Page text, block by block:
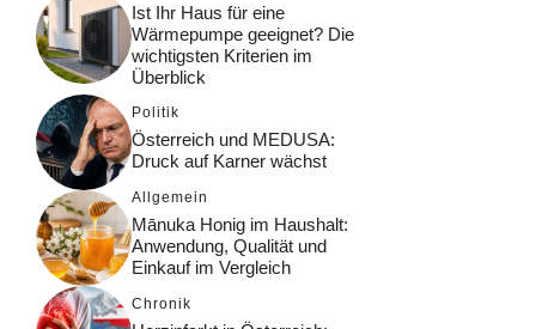
Ist Ihr Haus für eine
Wärmepumpe geeignet? Die
wichtigsten Kriterien im
Überblick
Politik
Österreich und MEDUSA:
Druck auf Karner wächst
Allgemein
Mānuka Honig im Haushalt:
Anwendung, Qualität und
Einkauf im Vergleich
Chronik